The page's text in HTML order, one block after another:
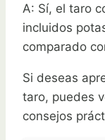
A: Sí, el taro
incluidos
comparado
Si deseas
taro, puedes
consejos